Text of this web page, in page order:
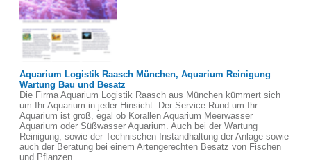
Aquarium Logistik Raasch München, Aquarium Reinigung
Wartung Bau und Besatz
Die Firma Aquarium Logistik Raasch aus München kümmert sich
um Ihr Aquarium in jeder Hinsicht. Der Service Rund um Ihr
Aquarium ist groß, egal ob Korallen Aquarium Meerwasser
Aquarium oder Süßwasser Aquarium. Auch bei der Wartung
Reinigung, sowie der Technischen Instandhaltung der Anlage sowie
auch der Beratung bei einem Artengerechten Besatz von Fischen
und Pflanzen.